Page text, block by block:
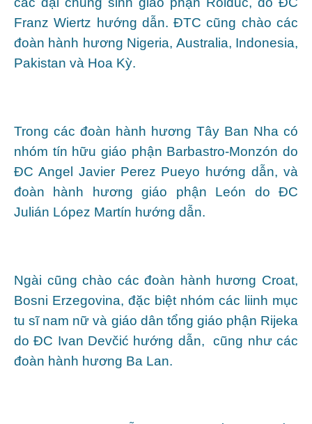
Franz Wiertz hướng dẫn. ĐTC cũng chào các
đoàn hành hương Nigeria, Australia, Indonesia,
Pakistan và Hoa Kỳ.
Trong các đoàn hành hương Tây Ban Nha có
nhóm tín hữu giáo phận Barbastro-Monzón do
ĐC Angel Javier Perez Pueyo hướng dẫn, và
đoàn hành hương giáo phận León do ĐC
Julián López Martín hướng dẫn.
Ngài cũng chào các đoàn hành hương Croat,
Bosni Erzegovina, đặc biệt nhóm các liinh mục
tu sĩ nam nữ và giáo dân tổng giáo phận Rijeka
do ĐC Ivan Devčić hướng dẫn, cũng như các
đoàn hành hương Ba Lan.